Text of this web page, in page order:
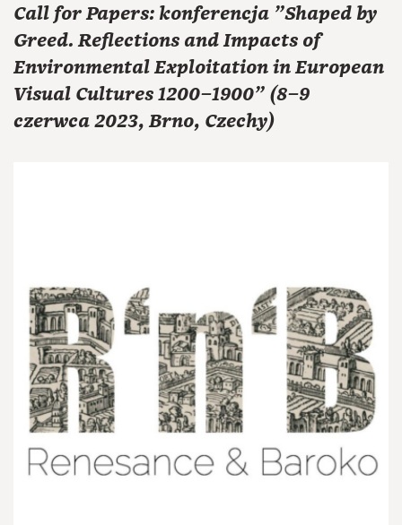
Call for Papers: konferencja "Shaped by
Greed. Reflections and Impacts of
Environmental Exploitation in European
Visual Cultures 1200–1900" (8–9
czerwca 2023, Brno, Czechy)